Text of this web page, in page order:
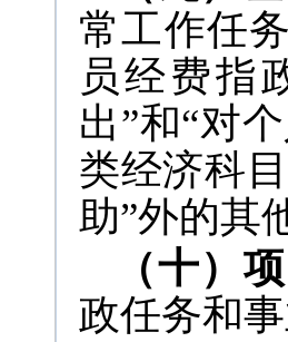
常工作任
员经费指
出”和“对
类经济科
助”外的其
（十）
政任务和